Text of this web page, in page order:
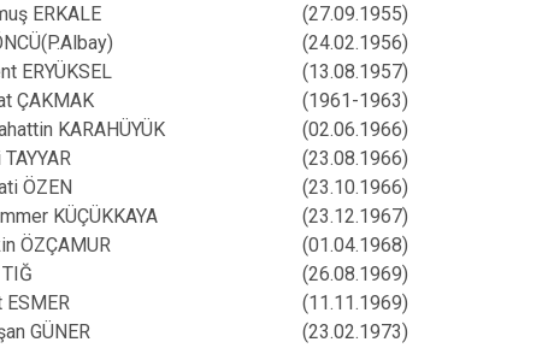
ERKALE
(27.09.1955)
(24.02.1956)
ERYÜKSEL
(13.08.1957)
ÇAKMAK
(1961-1963)
KARAHÜYÜK
(02.06.1966)
(23.08.1966)
ÖZEN
(23.10.1966)
KÜÇÜKKAYA
(23.12.1967)
ÖZÇAMUR
(01.04.1968)
(26.08.1969)
ESMER
(11.11.1969)
GÜNER
(23.02.1973)